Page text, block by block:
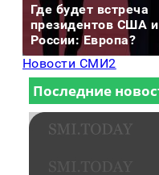
Где будет встреча
президентов США и
России: Европа?
Новости СМИ2